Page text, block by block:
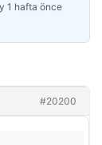
1 hafta önce
#20200